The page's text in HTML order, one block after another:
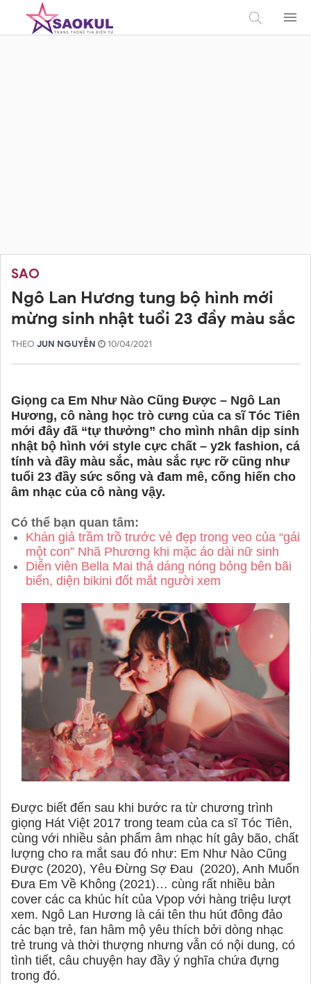
SAO
Ngô Lan Hương tung bộ hình mới
mừng sinh nhật tuổi 23 đầy màu sắc
THEO JUN NGUYỄN 10/04/2021
Giọng ca Em Như Nào Cũng Được – Ngô Lan
Hương, cô nàng học trò cưng của ca sĩ Tóc Tiên
mới đây đã “tự thưởng” cho mình nhân dịp sinh
nhật bộ hình với style cực chất – y2k fashion, cá
tính và đầy màu sắc, màu sắc rực rỡ cũng như
tuổi 23 đầy sức sống và đam mê, cống hiến cho
âm nhạc của cô nàng vậy.
Có thể bạn quan tâm:
Khán giả trầm trồ trước vẻ đẹp trong veo của “gái
một con” Nhã Phương khi mặc áo dài nữ sinh
Diễn viên Bella Mai thả dáng nóng bỏng bên bãi
biển, diện bikini đốt mắt người xem
Được biết đến sau khi bước ra từ chương trình
giọng Hát Việt 2017 trong team của ca sĩ Tóc Tiên,
cùng với nhiều sản phẩm âm nhạc hít gây bão, chất
lượng cho ra mắt sau đó như: Em Như Nào Cũng
Được (2020), Yêu Đừng Sợ Đau (2020), Anh Muốn
Đưa Em Về Không (2021)… cùng rất nhiều bản
cover các ca khúc hít của Vpop với hàng triệu lượt
xem. Ngô Lan Hương là cái tên thu hút đông đảo
các bạn trẻ, fan hâm mộ yêu thích bởi dòng nhạc
trẻ trung và thời thượng nhưng vẫn có nội dung, có
tình tiết, câu chuyện hay đầy ý nghĩa chứa đựng
trong đó.